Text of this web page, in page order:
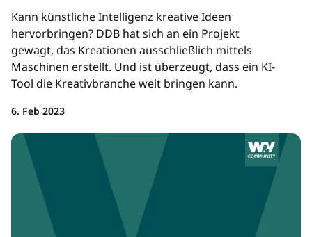
Kann künstliche Intelligenz kreative Ideen
hervorbringen? DDB hat sich an ein Projekt
gewagt, das Kreationen ausschließlich mittels
Maschinen erstellt. Und ist überzeugt, dass ein KI-
Tool die Kreativbranche weit bringen kann.
6. Feb 2023